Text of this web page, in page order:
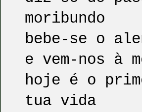
moribundo
bebe-se o
e vem-nos à
hoje é o
tua vida